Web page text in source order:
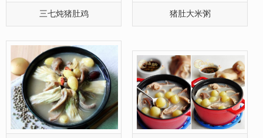
三七炖猪肚鸡 猪肚大米粥